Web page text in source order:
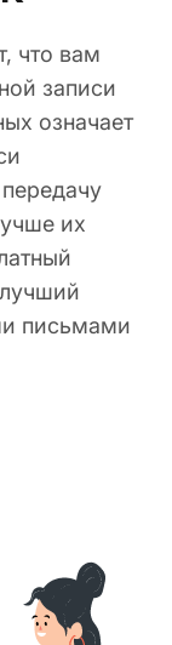
что вам
записи
означает
их
письмами